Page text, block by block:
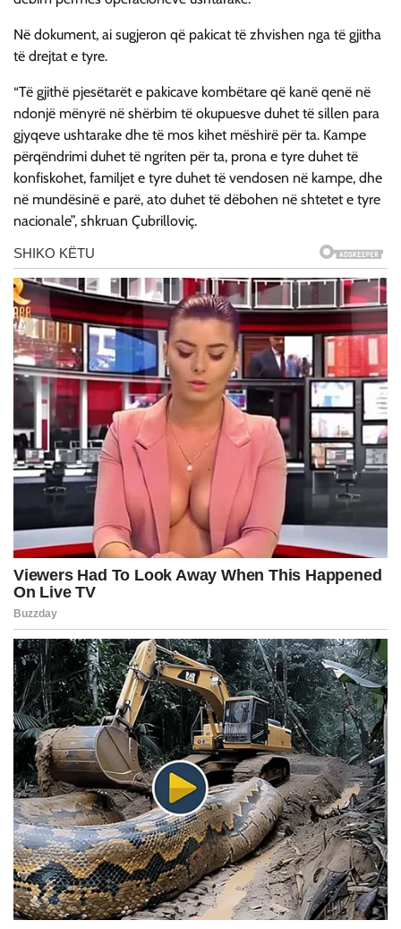
Në dokument, ai sugjeron që pakicat të zhvishen nga të gjitha
të drejtat e tyre.
“Të gjithë pjesëtarët e pakicave kombëtare që kanë qenë në
ndonjë mënyrë në shërbim të okupuesve duhet të sillen para
gjyqeve ushtarake dhe të mos kihet mëshirë për ta. Kampe
përqëndrimi duhet të ngriten për ta, prona e tyre duhet të
konfiskohet, familjet e tyre duhet të vendosen në kampe, dhe
në mundësinë e parë, ato duhet të dëbohen në shtetet e tyre
nacionale”, shkruan Çubrilloviç.